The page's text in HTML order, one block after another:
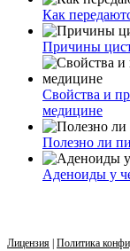
Как
Причины
Свойства и
медицине
Полезно ли
Аденоиды у
Лицензия Политика